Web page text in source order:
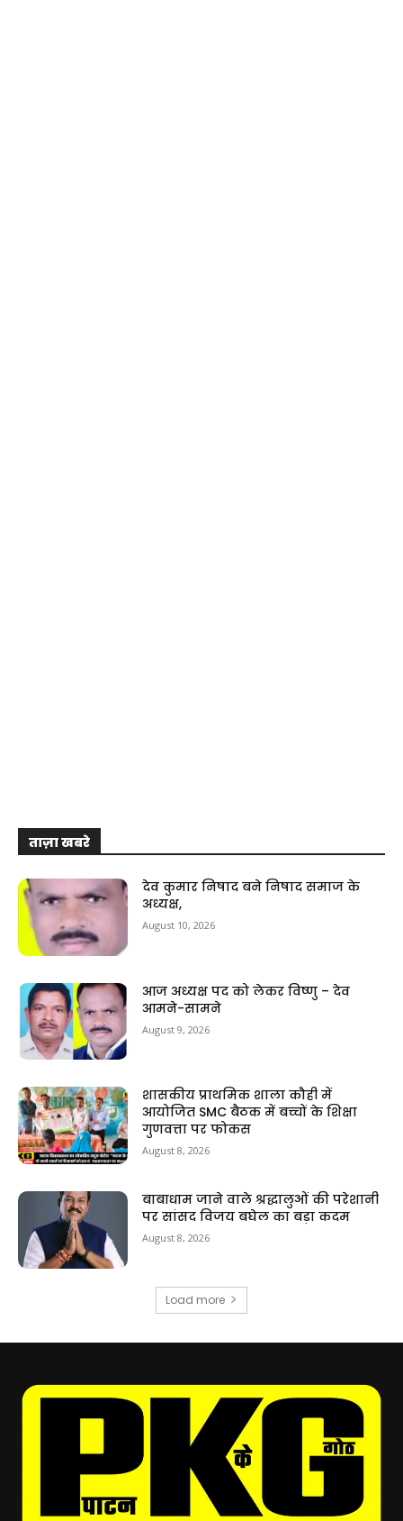
ताज़ा खबरे
देव कुमार निषाद बने निषाद समाज के
अध्यक्ष,
August 10, 2026
आज अध्यक्ष पद को लेकर विष्णु – देव
आमने-सामने
August 9, 2026
शासकीय प्राथमिक शाला कौही में
आयोजित SMC बैठक में बच्चों के शिक्षा
गुणवत्ता पर फोकस
August 8, 2026
बाबाधाम जाने वाले श्रद्धालुओं की परेशानी
पर सांसद विजय बघेल का बड़ा कदम
August 8, 2026
Load more